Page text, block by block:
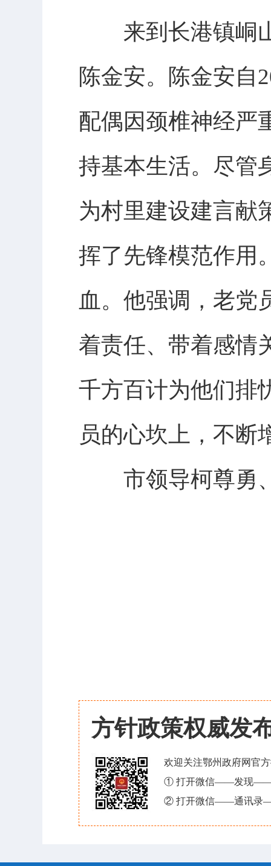
来到长港镇峒山
陈金安。陈金安自
配偶因颈椎神经严
持基本生活。尽管
为村里建设建言献
挥了先锋模范作用
血。他强调，老党
着责任、带着感情
千方百计为他们排
员的心坎上，不断
市领导柯尊勇
方针政策权威发
欢迎关注鄂州政府网官
① 打开微信——发现——
② 打开微信——通讯录